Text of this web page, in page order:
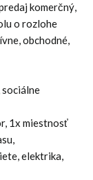
komerčný,
o rozlohe
obchodné,
1x miestnosť
elektrika,